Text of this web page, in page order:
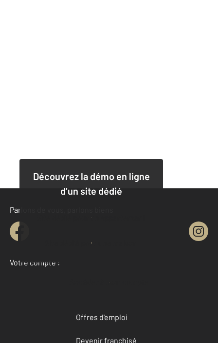
Découvrez la démo en ligne
d’un site dédié
Site dédié pour un appartement
Site dédié pour une maison
Parlons de vous, parlons biens
Votre compte :
Accéder à mon compte
Offres d'emploi
Devenir franchisé